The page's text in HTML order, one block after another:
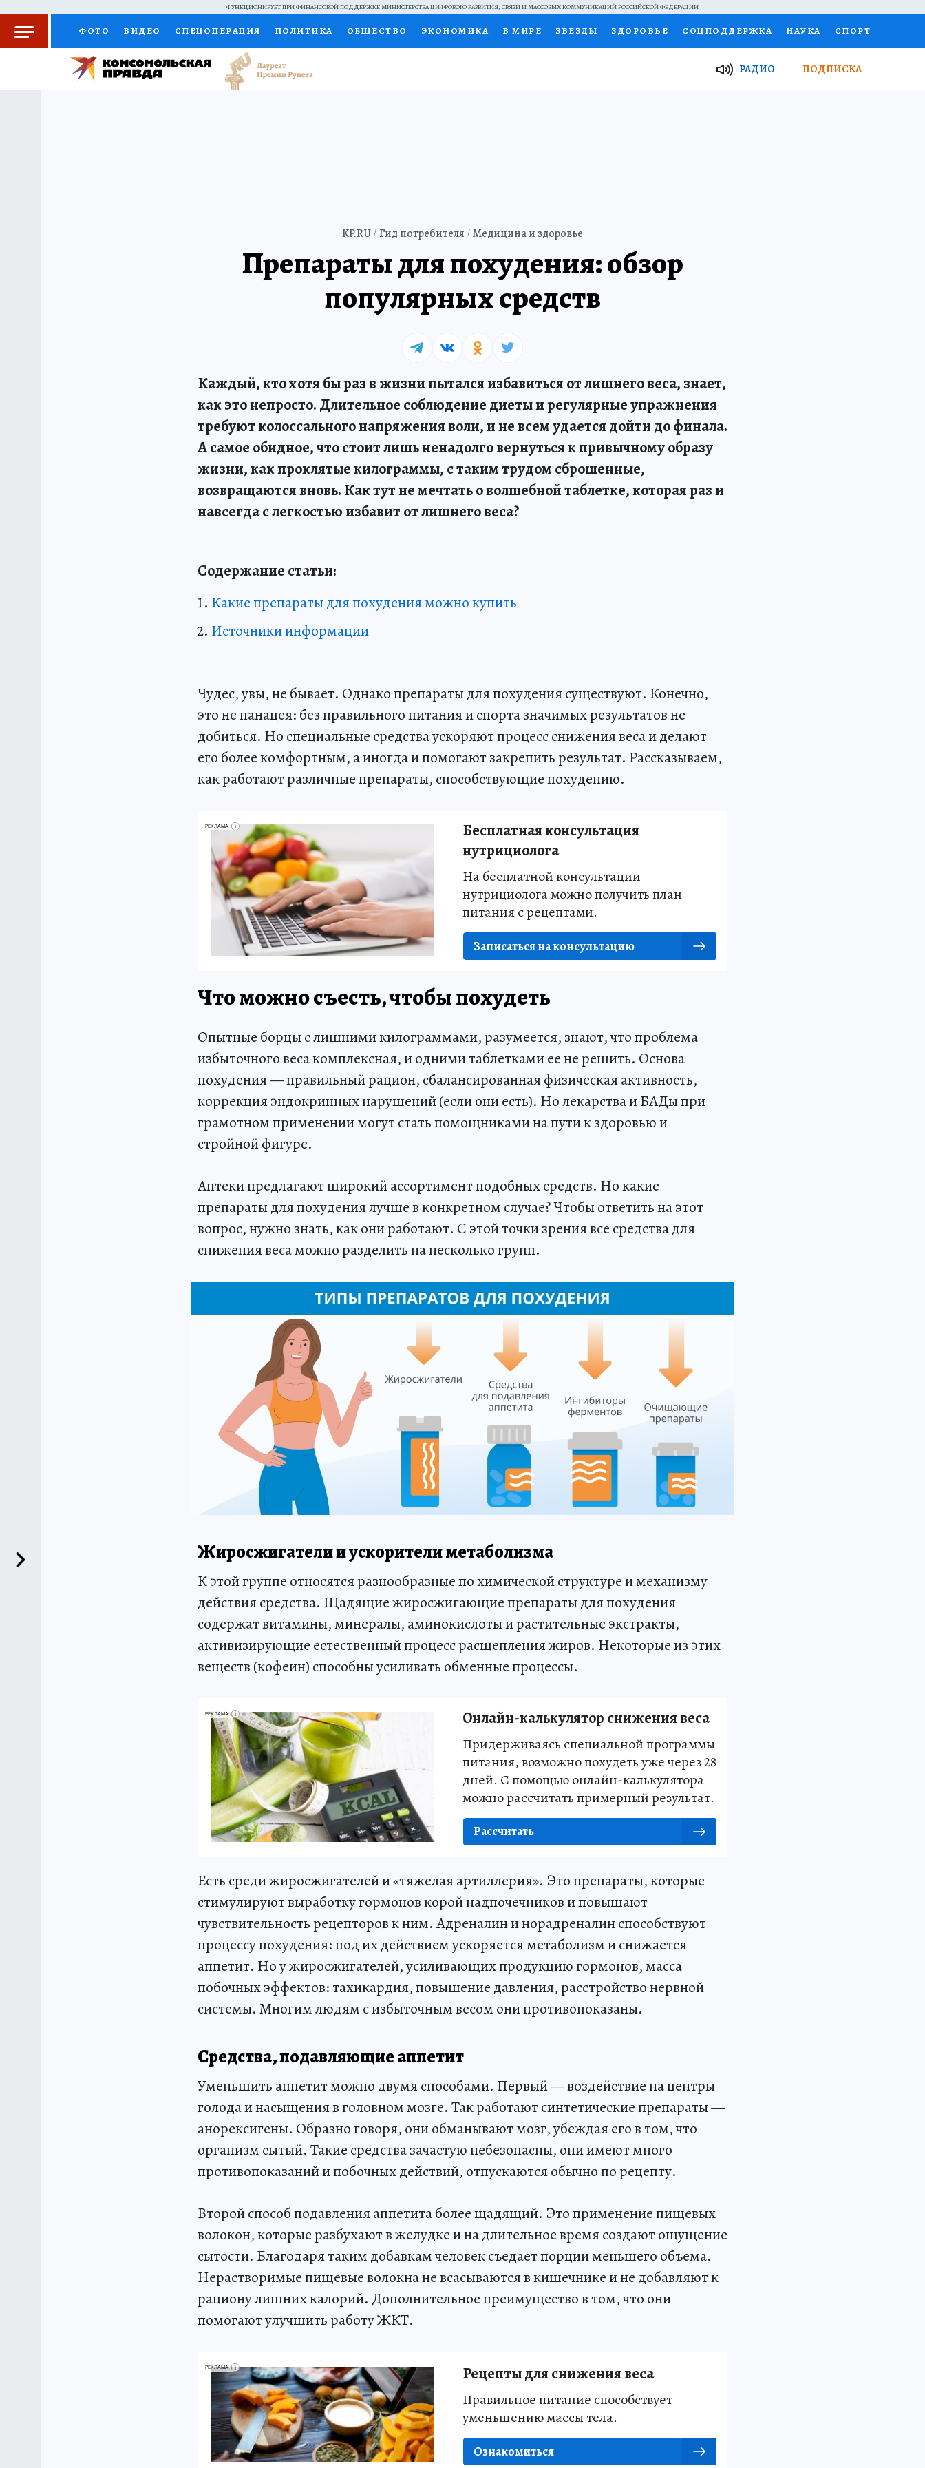
ФУНКЦИОНИРУЕТ ПРИ ФИНАНСОВОЙ ПОДДЕРЖКЕ МИНИСТЕРСТВА ЦИФРОВОГО РАЗВИТИЯ, СВЯЗИ И МАССОВЫХ КОММУНИКАЦИЙ РОССИЙСКОЙ ФЕДЕРАЦИИ
ФОТО ВИДЕО СПЕЦОПЕРАЦИЯ ПОЛИТИКА ОБЩЕСТВО ЭКОНОМИКА В МИРЕ ЗВЕЗДЫ ЗДОРОВЬЕ СОЦПОДДЕРЖКА НАУКА СПОРТ
КОЛУМНИСТЫ ПРОИСШЕСТВИЯ НАЦИОНАЛЬНЫЕ ПРОЕКТЫ РОССИИ Я ЗНАЮ СЕМЬЯ
РАДИО ПОДПИСКА
KP.RU Гид потребителя Медицина и здоровье
Препараты для похудения: обзор
популярных средств
Каждый, кто хотя бы раз в жизни пытался избавиться от лишнего веса, знает,
как это непросто. Длительное соблюдение диеты и регулярные упражнения
требуют колоссального напряжения воли, и не всем удается дойти до финала.
А самое обидное, что стоит лишь ненадолго вернуться к привычному образу
жизни, как проклятые килограммы, с таким трудом сброшенные,
возвращаются вновь. Как тут не мечтать о волшебной таблетке, которая раз и
навсегда с легкостью избавит от лишнего веса?
Содержание статьи:
Какие препараты для похудения можно купить
Источники информации
Чудес, увы, не бывает. Однако препараты для похудения существуют. Конечно,
это не панацея: без правильного питания и спорта значимых результатов не
добиться. Но специальные средства ускоряют процесс снижения веса и делают
его более комфортным, а иногда и помогают закрепить результат. Рассказываем,
как работают различные препараты, способствующие похудению.
Бесплатная консультация
нутрициолога
На бесплатной консультации
нутрициолога можно получить план
питания с рецептами.
Записаться на консультацию
РЕКЛАМА
Что можно съесть, чтобы похудеть
Опытные борцы с лишними килограммами, разумеется, знают, что проблема
избыточного веса комплексная, и одними таблетками ее не решить. Основа
похудения — правильный рацион, сбалансированная физическая активность,
коррекция эндокринных нарушений (если они есть). Но лекарства и БАДы при
грамотном применении могут стать помощниками на пути к здоровью и
стройной фигуре.
Аптеки предлагают широкий ассортимент подобных средств. Но какие
препараты для похудения лучше в конкретном случае? Чтобы ответить на этот
вопрос, нужно знать, как они работают. С этой точки зрения все средства для
снижения веса можно разделить на несколько групп.
Жиросжигатели и ускорители метаболизма
К этой группе относятся разнообразные по химической структуре и механизму
действия средства. Щадящие жиросжигающие препараты для похудения
содержат витамины, минералы, аминокислоты и растительные экстракты,
активизирующие естественный процесс расщепления жиров. Некоторые из этих
веществ (кофеин) способны усиливать обменные процессы.
Онлайн-калькулятор снижения веса
Придерживаясь специальной программы
питания, возможно похудеть уже через 28
дней. С помощью онлайн-калькулятора
можно рассчитать примерный результат.
Рассчитать
РЕКЛАМА
Есть среди жиросжигателей и «тяжелая артиллерия». Это препараты, которые
стимулируют выработку гормонов корой надпочечников и повышают
чувствительность рецепторов к ним. Адреналин и норадреналин способствуют
процессу похудения: под их действием ускоряется метаболизм и снижается
аппетит. Но у жиросжигателей, усиливающих продукцию гормонов, масса
побочных эффектов: тахикардия, повышение давления, расстройство нервной
системы. Многим людям с избыточным весом они противопоказаны.
Средства, подавляющие аппетит
Уменьшить аппетит можно двумя способами. Первый — воздействие на центры
голода и насыщения в головном мозге. Так работают синтетические препараты —
анорексигены. Образно говоря, они обманывают мозг, убеждая его в том, что
организм сытый. Такие средства зачастую небезопасны, они имеют много
противопоказаний и побочных действий, отпускаются обычно по рецепту.
Второй способ подавления аппетита более щадящий. Это применение пищевых
волокон, которые разбухают в желудке и на длительное время создают ощущение
сытости. Благодаря таким добавкам человек съедает порции меньшего объема.
Нерастворимые пищевые волокна не всасываются в кишечнике и не добавляют к
рациону лишних калорий. Дополнительное преимущество в том, что они
помогают улучшить работу ЖКТ.
Рецепты для снижения веса
Правильное питание способствует
уменьшению массы тела.
Ознакомиться
РЕКЛАМА